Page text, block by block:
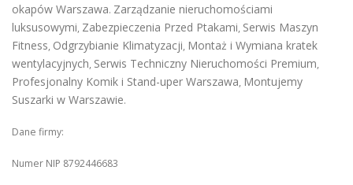
okapów Warszawa. Zarządzanie nieruchomościami
luksusowymi, Zabezpieczenia Przed Ptakami, Serwis Maszyn
Fitness, Odgrzybianie Klimatyzacji, Montaż i Wymiana kratek
wentylacyjnych, Serwis Techniczny Nieruchomości Premium,
Profesjonalny Komik i Stand-uper Warszawa, Montujemy
Suszarki w Warszawie.
Dane firmy:
Numer NIP 8792446683